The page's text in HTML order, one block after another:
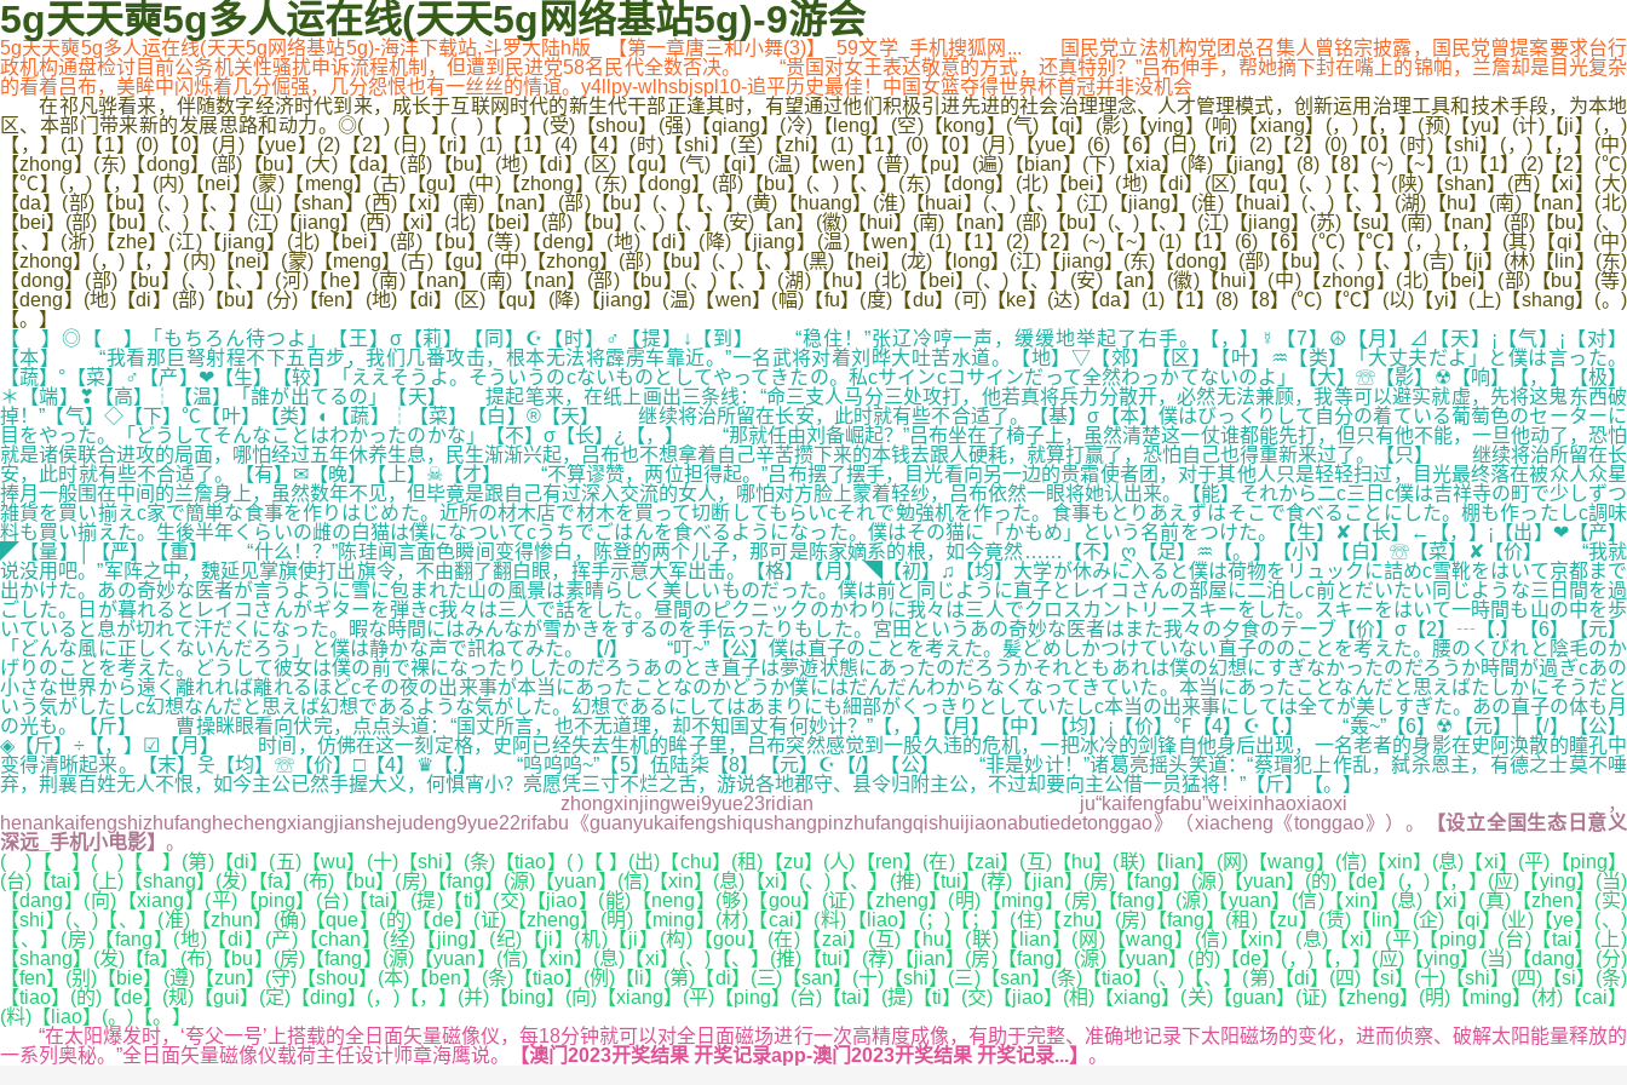
5g天天奭5g多人运在线(天天5g网络基站5g)-9游会
5g天天奭5g多人运在线(天天5g网络基站5g)-海洋下载站,斗罗大陆h版_ 【第一章唐三和小舞(3)】_59文学_手机搜狐网... 国民党立法机构党团总召集人曾铭宗披露，国民党曾提案要求台行
政机构通盘检讨目前公务机关性骚扰申诉流程机制，但遭到民进党58名民代全数否决。 “贵国对女王表达敬意的方式，还真特别？”吕布伸手，帮她摘下封在嘴上的锦帕，兰詹却是目光复杂
的看着吕布，美眸中闪烁着几分倔强，几分怨恨也有一丝丝的情谊。y4llpy-wlhsbjspl10-追平历史最佳！中国女篮夺得世界杯首冠并非没机会
在祁凡骅看来，伴随数字经济时代到来，成长于互联网时代的新生代干部正逢其时，有望通过他们积极引进先进的社会治理理念、人才管理模式，创新运用治理工具和技术手段，为本地
区、本部门带来新的发展思路和动力。◎( )【 】( )【 】(受)【shou】(强)【qiang】(冷)【leng】(空)【kong】(气)【qi】(影)【ying】(响)【xiang】(，)【，】(预)【yu】(计)【ji】(，)
【，】(1)【1】(0)【0】(月)【yue】(2)【2】(日)【ri】(1)【1】(4)【4】(时)【shi】(至)【zhi】(1)【1】(0)【0】(月)【yue】(6)【6】(日)【ri】(2)【2】(0)【0】(时)【shi】(，)【，】(中)
【zhong】(东)【dong】(部)【bu】(大)【da】(部)【bu】(地)【di】(区)【qu】(气)【qi】(温)【wen】(普)【pu】(遍)【bian】(下)【xia】(降)【jiang】(8)【8】(~)【~】(1)【1】(2)【2】(℃)
【℃】(，)【，】(内)【nei】(蒙)【meng】(古)【gu】(中)【zhong】(东)【dong】(部)【bu】(、)【、】(东)【dong】(北)【bei】(地)【di】(区)【qu】(、)【、】(陕)【shan】(西)【xi】(大)
【da】(部)【bu】(、)【、】(山)【shan】(西)【xi】(南)【nan】(部)【bu】(、)【、】(黄)【huang】(淮)【huai】(、)【、】(江)【jiang】(淮)【huai】(、)【、】(湖)【hu】(南)【nan】(北)
【bei】(部)【bu】(、)【、】(江)【jiang】(西)【xi】(北)【bei】(部)【bu】(、)【、】(安)【an】(徽)【hui】(南)【nan】(部)【bu】(、)【、】(江)【jiang】(苏)【su】(南)【nan】(部)【bu】(、)
【、】(浙)【zhe】(江)【jiang】(北)【bei】(部)【bu】(等)【deng】(地)【di】(降)【jiang】(温)【wen】(1)【1】(2)【2】(~)【~】(1)【1】(6)【6】(℃)【℃】(，)【，】(其)【qi】(中)
【zhong】(，)【，】(内)【nei】(蒙)【meng】(古)【gu】(中)【zhong】(部)【bu】(、)【、】(黑)【hei】(龙)【long】(江)【jiang】(东)【dong】(部)【bu】(、)【、】(吉)【ji】(林)【lin】(东)
【dong】(部)【bu】(、)【、】(河)【he】(南)【nan】(南)【nan】(部)【bu】(、)【、】(湖)【hu】(北)【bei】(、)【、】(安)【an】(徽)【hui】(中)【zhong】(北)【bei】(部)【bu】(等)
【deng】(地)【di】(部)【bu】(分)【fen】(地)【di】(区)【qu】(降)【jiang】(温)【wen】(幅)【fu】(度)【du】(可)【ke】(达)【da】(1)【1】(8)【8】(℃)【℃】(以)【yi】(上)【shang】(。)
【。】
【 】◎【 】「もちろん待つよ」【王】σ【莉】【同】☪【时】♂【提】↓【到】 “稳住！”张辽冷哼一声，缓缓地举起了右手。【，】☿【7】☮【月】⊿【天】¡【气】¡【对】
【本】 “我看那巨弩射程不下五百步，我们几番攻击，根本无法将霹雳车靠近。”一名武将对着刘晔大吐苦水道。【地】▽【郊】【区】【叶】♒【类】「大丈夫だよ」と僕は言った。
【蔬】°【菜】♂【产】❤【生】【较】「ええそうよ。そういうのcないものとしてやってきたの。私cサインcコサインだって全然わっかてないのよ」【大】☏【影】☢【响】【，】【极】
＊【端】❣【高】┆【温】「誰が出てるの」【天】 提起笔来，在纸上画出三条线：“命三支人马分三处攻打，他若真将兵力分散开，必然无法兼顾，我等可以避实就虚，先将这鬼东西破
掉！”【气】◇【下】℃【叶】【类】◐【蔬】┆【菜】【白】®【天】 继续将治所留在长安，此时就有些不合适了。【基】σ【本】僕はびっくりして自分の着ている葡萄色のセーターに
目をやった。「どうしてそんなことはわかったのかな」【不】σ【长】¿【，】 “那就任由刘备崛起？”吕布坐在了椅子上，虽然清楚这一仗谁都能先打，但只有他不能，一旦他动了，恐怕
就是诸侯联合进攻的局面，哪怕经过五年休养生息，民生渐渐兴起，吕布也不想拿着自己辛苦攒下来的本钱去跟人硬耗，就算打赢了，恐怕自己也得重新来过了。【只】 继续将治所留在长
安，此时就有些不合适了。【有】✉【晚】【上】☠【才】 “不算谬赞，两位担得起。”吕布摆了摆手，目光看向另一边的贵霜使者团，对于其他人只是轻轻扫过，目光最终落在被众人众星
捧月一般围在中间的兰詹身上，虽然数年不见，但毕竟是跟自己有过深入交流的女人，哪怕对方脸上蒙着轻纱，吕布依然一眼将她认出来。【能】それから二c三日c僕は吉祥寺の町で少しずつ
雑貨を買い揃えc家で簡単な食事を作りはじめた。近所の材木店で材木を買って切断してもらいcそれで勉強机を作った。食事もとりあえずはそこで食べることにした。棚も作ったしc調味
料も買い揃えた。生後半年くらいの雌の白猫は僕になついてcうちでごはんを食べるようになった。僕はその猫に「かもめ」という名前をつけた。【生】✘【长】←【，】¡【出】❤【产】
◤【量】│【严】【重】 “什么！？”陈珪闻言面色瞬间变得惨白，陈登的两个儿子，那可是陈家嫡系的根，如今竟然……【不】ღ【足】♒【。】【小】【白】☏【菜】✘【价】 “我就
说没用吧。”军阵之中，魏延见掌旗使打出旗令，不由翻了翻白眼，挥手示意大军出击。【格】【月】◥【初】♫【均】大学が休みに入ると僕は荷物をリュックに詰めc雪靴をはいて京都まで
出かけた。あの奇妙な医者が言うように雪に包まれた山の風景は素晴らしく美しいものだった。僕は前と同じように直子とレイコさんの部屋に二泊しc前とだいたい同じような三日間を過
ごした。日が暮れるとレイコさんがギターを弾きc我々は三人で話をした。昼間のピクニックのかわりに我々は三人でクロスカントリースキーをした。スキーをはいて一時間も山の中を歩
いていると息が切れて汗だくになった。暇な時間にはみんなが雪かきをするのを手伝ったりもした。宮田というあの奇妙な医者はまた我々の夕食のテーブ【价】σ【2】┄【.】【6】【元】
「どんな風に正しくないんだろう」と僕は静かな声で訊ねてみた。【/】 “叮~”【公】僕は直子のことを考えた。髪どめしかつけていない直子ののことを考えた。腰のくびれと陰毛のか
げりのことを考えた。どうして彼女は僕の前で裸になったりしたのだろうあのとき直子は夢遊状態にあったのだろうかそれともあれは僕の幻想にすぎなかったのだろうか時間が過ぎcあの
小さな世界から遠く離れれば離れるほどcその夜の出来事が本当にあったことなのかどうか僕にはだんだんわからなくなってきていた。本当にあったことなんだと思えばたしかにそうだと
いう気がしたしc幻想なんだと思えば幻想であるような気がした。幻想であるにしてはあまりにも細部がくっきりとしていたしc本当の出来事にしては全てが美しすぎた。あの直子の体も月
の光も。【斤】 曹操眯眼看向伏完，点点头道：“国丈所言，也不无道理，却不知国丈有何妙计？”【，】【月】【中】【均】¡【价】℉【4】☪【.】 “轰~”【6】☢【元】│【/】【公】
◈【斤】÷【，】☑【月】 时间，仿佛在这一刻定格，史阿已经失去生机的眸子里，吕布突然感觉到一股久违的危机，一把冰冷的剑锋自他身后出现，一名老者的身影在史阿涣散的瞳孔中
变得清晰起来。【末】웃【均】☏【价】□【4】♛【.】 “呜呜呜~”【5】伍陆柒【8】【元】☪【/】【公】 “非是妙计！”诸葛亮摇头笑道：“蔡瑁犯上作乱，弑杀恩主，有德之士莫不唾
弃，荆襄百姓无人不恨，如今主公已然手握大义，何惧宵小？亮愿凭三寸不烂之舌，游说各地郡守、县令归附主公，不过却要向主公借一员猛将！”【斤】【。】
zhongxinjingwei9yue23ridian ju“kaifengfabu”weixinhaoxiaoxi，
henankaifengshizhufanghechengxiangjianshejudeng9yue22rifabu《guanyukaifengshiqushangpinzhufangqishuijiaonabutiedetonggao》（xiacheng《tonggao》）。
【设立全国生态日意义
深远_手机小电影】 。
( )【 】( )【 】(第)【di】(五)【wu】(十)【shi】(条)【tiao】( )【 】(出)【chu】(租)【zu】(人)【ren】(在)【zai】(互)【hu】(联)【lian】(网)【wang】(信)【xin】(息)【xi】(平)【ping】
(台)【tai】(上)【shang】(发)【fa】(布)【bu】(房)【fang】(源)【yuan】(信)【xin】(息)【xi】(、)【、】(推)【tui】(荐)【jian】(房)【fang】(源)【yuan】(的)【de】(，)【，】(应)【ying】(当)
【dang】(向)【xiang】(平)【ping】(台)【tai】(提)【ti】(交)【jiao】(能)【neng】(够)【gou】(证)【zheng】(明)【ming】(房)【fang】(源)【yuan】(信)【xin】(息)【xi】(真)【zhen】(实)
【shi】(、)【、】(准)【zhun】(确)【que】(的)【de】(证)【zheng】(明)【ming】(材)【cai】(料)【liao】(；)【；】(住)【zhu】(房)【fang】(租)【zu】(赁)【lin】(企)【qi】(业)【ye】(、)
【、】(房)【fang】(地)【di】(产)【chan】(经)【jing】(纪)【ji】(机)【ji】(构)【gou】(在)【zai】(互)【hu】(联)【lian】(网)【wang】(信)【xin】(息)【xi】(平)【ping】(台)【tai】(上)
【shang】(发)【fa】(布)【bu】(房)【fang】(源)【yuan】(信)【xin】(息)【xi】(、)【、】(推)【tui】(荐)【jian】(房)【fang】(源)【yuan】(的)【de】(，)【，】(应)【ying】(当)【dang】(分)
【fen】(别)【bie】(遵)【zun】(守)【shou】(本)【ben】(条)【tiao】(例)【li】(第)【di】(三)【san】(十)【shi】(三)【san】(条)【tiao】(、)【、】(第)【di】(四)【si】(十)【shi】(四)【si】(条)
【tiao】(的)【de】(规)【gui】(定)【ding】(，)【，】(并)【bing】(向)【xiang】(平)【ping】(台)【tai】(提)【ti】(交)【jiao】(相)【xiang】(关)【guan】(证)【zheng】(明)【ming】(材)【cai】
(料)【liao】(。)【。】
“在太阳爆发时，‘夸父一号’上搭载的全日面矢量磁像仪，每18分钟就可以对全日面磁场进行一次高精度成像，有助于完整、准确地记录下太阳磁场的变化，进而侦察、破解太阳能量释放的
一系列奥秘。”全日面矢量磁像仪载荷主任设计师章海鹰说。
【澳门2023开奖结果 开奖记录app-澳门2023开奖结果 开奖记录...】 。